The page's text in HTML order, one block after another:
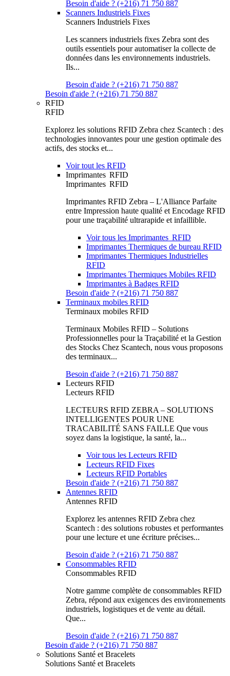
Besoin d'aide ? (+216) 71 750 887
Scanners Industriels Fixes
Scanners Industriels Fixes
Les scanners industriels fixes Zebra sont des
outils essentiels pour automatiser la collecte de
données dans les environnements industriels.
Ils...
Besoin d'aide ? (+216) 71 750 887
Besoin d'aide ? (+216) 71 750 887
RFID
RFID
Explorez les solutions RFID Zebra chez Scantech : des
technologies innovantes pour une gestion optimale des
actifs, des stocks et...
Voir tout les RFID
Imprimantes RFID
Imprimantes RFID
Imprimantes RFID Zebra – L'Alliance Parfaite
entre Impression haute qualité et Encodage RFID
pour une traçabilité ultrarapide et infaillible.
Voir tous les Imprimantes RFID
Imprimantes Thermiques de bureau RFID
Imprimantes Thermiques Industrielles
RFID
Imprimantes Thermiques Mobiles RFID
Imprimantes à Badges RFID
Besoin d'aide ? (+216) 71 750 887
Terminaux mobiles RFID
Terminaux mobiles RFID
Terminaux Mobiles RFID – Solutions
Professionnelles pour la Traçabilité et la Gestion
des Stocks Chez Scantech, nous vous proposons
des terminaux...
Besoin d'aide ? (+216) 71 750 887
Lecteurs RFID
Lecteurs RFID
LECTEURS RFID ZEBRA – SOLUTIONS
INTELLIGENTES POUR UNE
TRACABILITÉ SANS FAILLE Que vous
soyez dans la logistique, la santé, la...
Voir tous les Lecteurs RFID
Lecteurs RFID Fixes
Lecteurs RFID Portables
Besoin d'aide ? (+216) 71 750 887
Antennes RFID
Antennes RFID
Explorez les antennes RFID Zebra chez
Scantech : des solutions robustes et performantes
pour une lecture et une écriture précises...
Besoin d'aide ? (+216) 71 750 887
Consommables RFID
Consommables RFID
Notre gamme complète de consommables RFID
Zebra, répond aux exigences des environnements
industriels, logistiques et de vente au détail.
Que...
Besoin d'aide ? (+216) 71 750 887
Besoin d'aide ? (+216) 71 750 887
Solutions Santé et Bracelets
Solutions Santé et Bracelets